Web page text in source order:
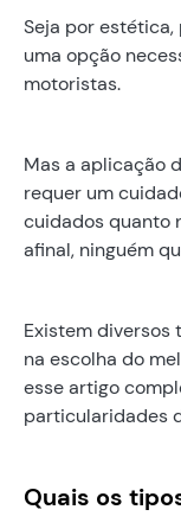
Seja por estética,
uma opção
motoristas.
Mas a aplicação
requer um
cuidados quanto
afinal, ninguém
Existem diversos
na escolha do
esse artigo
particularidades
Quais os